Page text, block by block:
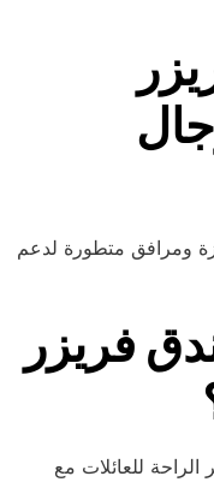
ومرافق متطورة لدعم
فريزر
الراحة للعائلات مع